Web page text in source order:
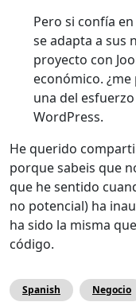
Pero si confía
se adapta a sus
proyecto con
económico.
una del
WordPress.
He querido
porque sabeis que
que he sentido
no potencial) ha
ha sido la misma
código.
Spanish Negocio